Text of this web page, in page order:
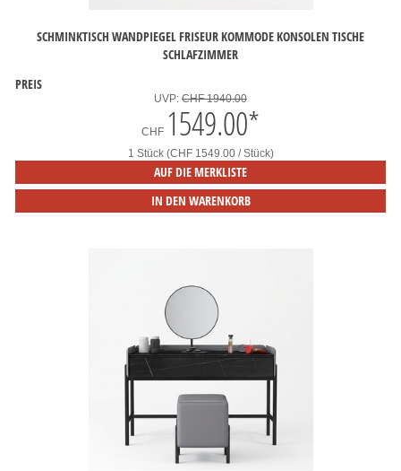
SCHMINKTISCH WANDPIEGEL FRISEUR KOMMODE KONSOLEN TISCHE
SCHLAFZIMMER
PREIS
UVP: CHF 1940.00
CHF 1549.00*
1 Stück (CHF 1549.00 / Stück)
AUF DIE MERKLISTE
IN DEN WARENKORB